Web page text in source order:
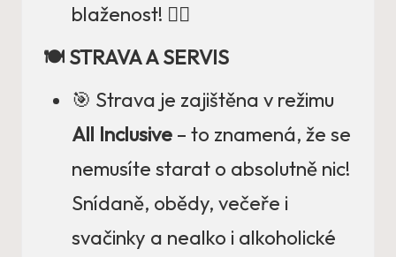
blaženost! 💆‍♀️
🍽️ STRAVA A SERVIS
🎯 Strava je zajištěna v režimu
All Inclusive – to znamená, že se
nemusíte starat o absolutně nic!
Snídaně, obědy, večeře i
svačinky a nealko i alkoholické